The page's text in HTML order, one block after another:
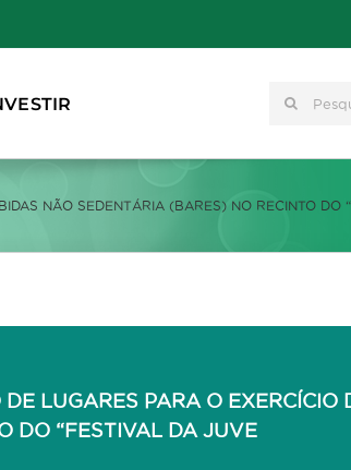
NÃO SEDENTÁRIA (BARES) NO RECINTO DO
LUGARES PARA O EXERCÍCIO
DO “FESTIVAL DA JUVE